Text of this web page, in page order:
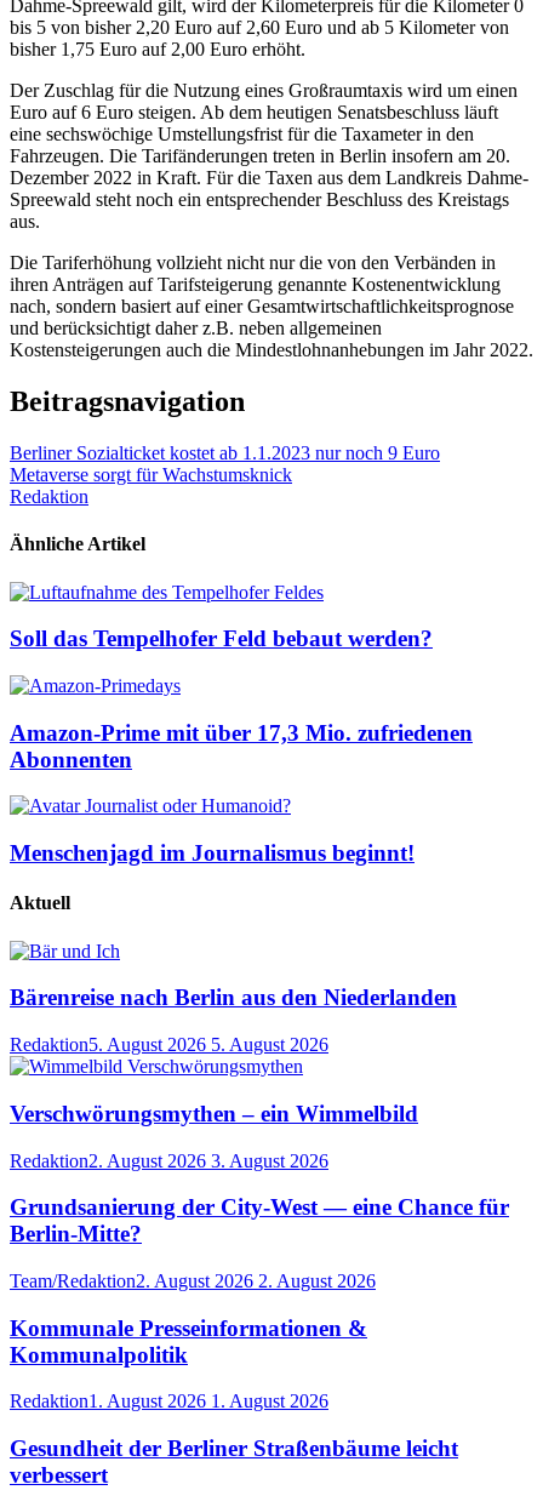
Dahme-Spreewald gilt, wird der Kilometerpreis für die Kilometer 0
bis 5 von bisher 2,20 Euro auf 2,60 Euro und ab 5 Kilometer von
bisher 1,75 Euro auf 2,00 Euro erhöht.
Der Zuschlag für die Nutzung eines Großraumtaxis wird um einen
Euro auf 6 Euro steigen. Ab dem heutigen Senatsbeschluss läuft
eine sechswöchige Umstellungsfrist für die Taxameter in den
Fahrzeugen. Die Tarifänderungen treten in Berlin insofern am 20.
Dezember 2022 in Kraft. Für die Taxen aus dem Landkreis Dahme-
Spreewald steht noch ein entsprechender Beschluss des Kreistags
aus.
Die Tariferhöhung vollzieht nicht nur die von den Verbänden in
ihren Anträgen auf Tarifsteigerung genannte Kostenentwicklung
nach, sondern basiert auf einer Gesamtwirtschaftlichkeitsprognose
und berücksichtigt daher z.B. neben allgemeinen
Kostensteigerungen auch die Mindestlohnanhebungen im Jahr 2022.
Beitragsnavigation
Berliner Sozialticket kostet ab 1.1.2023 nur noch 9 Euro
Metaverse sorgt für Wachstumsknick
Redaktion
Ähnliche Artikel
Soll das Tempelhofer Feld bebaut werden?
Amazon-Prime mit über 17,3 Mio. zufriedenen
Abonnenten
Menschenjagd im Journalismus beginnt!
Aktuell
Bärenreise nach Berlin aus den Niederlanden
Redaktion5. August 2026 5. August 2026
Verschwörungsmythen – ein Wimmelbild
Redaktion2. August 2026 3. August 2026
Grundsanierung der City-West — eine Chance für
Berlin-Mitte?
Team/Redaktion2. August 2026 2. August 2026
Kommunale Presseinformationen &
Kommunalpolitik
Redaktion1. August 2026 1. August 2026
Gesundheit der Berliner Straßenbäume leicht
verbessert